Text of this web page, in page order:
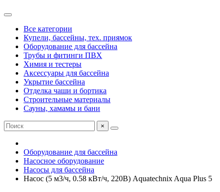
Все категории
Купели, бассейны, тех. приямок
Оборудование для бассейна
Трубы и фитинги ПВХ
Химия и тестеры
Аксессуары для бассейна
Укрытие бассейна
Отделка чаши и бортика
Строительные материалы
Сауны, хамамы и бани
×
Оборудование для бассейна
Насосное оборудование
Насосы для бассейна
Насос (5 м3/ч, 0.58 кВт/ч, 220В) Aquatechnix Aqua Plus 5